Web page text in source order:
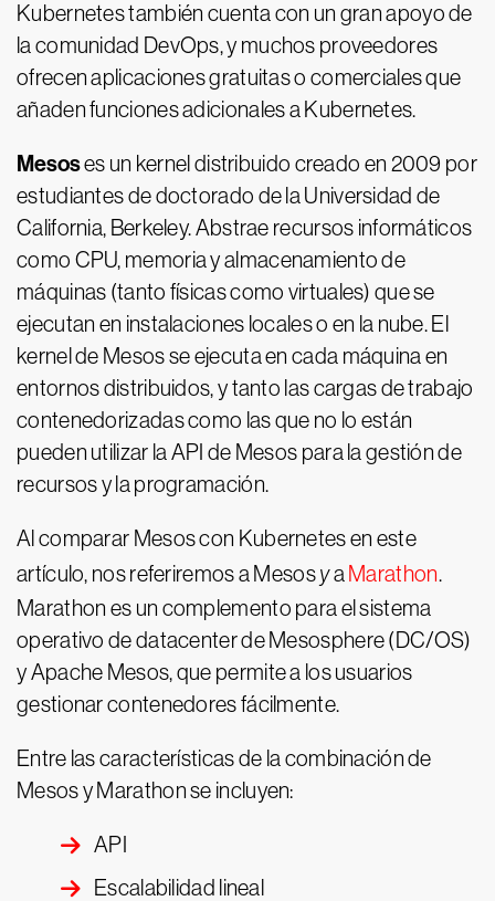
Kubernetes también cuenta con un gran apoyo de
la comunidad DevOps, y muchos proveedores
ofrecen aplicaciones gratuitas o comerciales que
añaden funciones adicionales a Kubernetes.
Mesoses un kernel distribuido creado en 2009 por
estudiantes de doctorado de la Universidad de
California, Berkeley. Abstrae recursos informáticos
como CPU, memoria y almacenamiento de
máquinas (tanto físicas como virtuales) que se
ejecutan en instalaciones locales o en la nube. El
kernel de Mesos se ejecuta en cada máquina en
entornos distribuidos, y tanto las cargas de trabajo
contenedorizadas como las que no lo están
pueden utilizar la API de Mesos para la gestión de
recursos y la programación.
Al comparar Mesos con Kubernetes en este
artículo, nos referiremos a Mesosya Marathon.
Marathon es un complemento para el sistema
operativo de datacenter de Mesosphere (DC/OS)
y Apache Mesos, que permite a los usuarios
gestionar contenedores fácilmente.
Entre las características de la combinación de
Mesos y Marathon se incluyen:
API
Escalabilidad lineal